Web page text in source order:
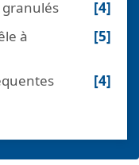
granulés
[4]
à
[5]
[4]